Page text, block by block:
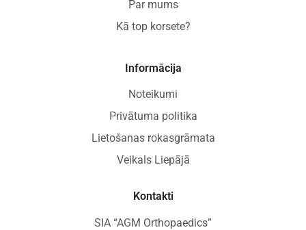
Par mums
Kā top korsete?
Informācija
Noteikumi
Privātuma politika
Lietošanas rokasgrāmata
Veikals Liepājā
Kontakti
SIA “AGM Orthopaedics”